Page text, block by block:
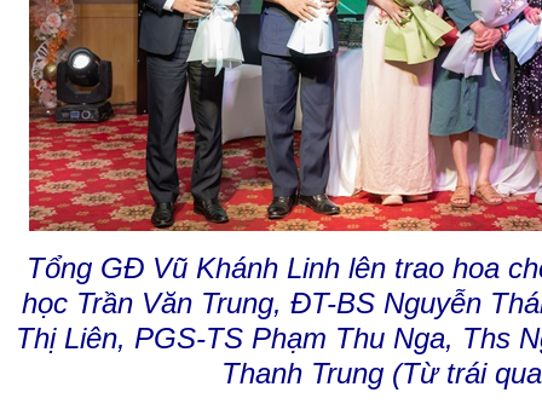
Tổng GĐ Vũ Khánh Linh lên trao hoa
học Trần Văn Trung, ĐT-BS Nguyễn
Thị Liên, PGS-TS Phạm Thu Nga, Ths
Thanh Trung (Từ trái